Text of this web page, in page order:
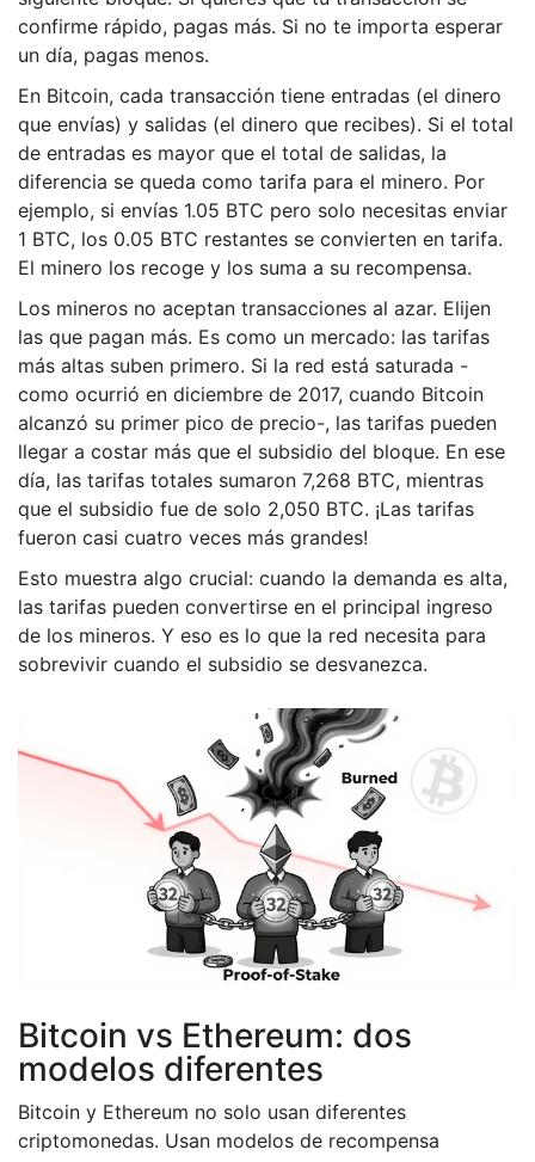
confirme rápido, pagas más. Si no te importa esperar
un día, pagas menos.
En Bitcoin, cada transacción tiene entradas (el dinero
que envías) y salidas (el dinero que recibes). Si el total
de entradas es mayor que el total de salidas, la
diferencia se queda como tarifa para el minero. Por
ejemplo, si envías 1.05 BTC pero solo necesitas enviar
1 BTC, los 0.05 BTC restantes se convierten en tarifa.
El minero los recoge y los suma a su recompensa.
Los mineros no aceptan transacciones al azar. Elijen
las que pagan más. Es como un mercado: las tarifas
más altas suben primero. Si la red está saturada -
como ocurrió en diciembre de 2017, cuando Bitcoin
alcanzó su primer pico de precio-, las tarifas pueden
llegar a costar más que el subsidio del bloque. En ese
día, las tarifas totales sumaron 7,268 BTC, mientras
que el subsidio fue de solo 2,050 BTC. ¡Las tarifas
fueron casi cuatro veces más grandes!
Esto muestra algo crucial: cuando la demanda es alta,
las tarifas pueden convertirse en el principal ingreso
de los mineros. Y eso es lo que la red necesita para
sobrevivir cuando el subsidio se desvanezca.
Bitcoin vs Ethereum: dos
modelos diferentes
Bitcoin y Ethereum no solo usan diferentes
criptomonedas. Usan modelos de recompensa